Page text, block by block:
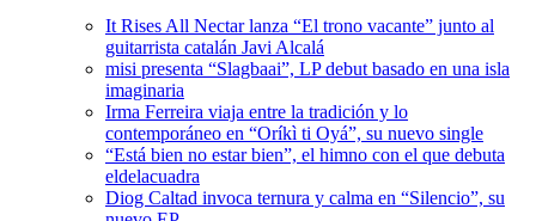
It Rises All Nectar lanza “El trono vacante” junto al
guitarrista catalán Javi Alcalá
misi presenta “Slagbaai”, LP debut basado en una isla
imaginaria
Irma Ferreira viaja entre la tradición y lo
contemporáneo en “Oríkì ti Oyá”, su nuevo single
“Está bien no estar bien”, el himno con el que debuta
eldelacuadra
Diog Caltad invoca ternura y calma en “Silencio”, su